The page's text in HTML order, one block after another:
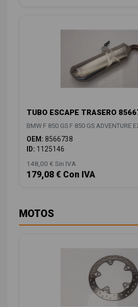
TUBO ESCAPE TRASERO
BMW F 850 GS F 850 GS ADVENTURE
OEM: 8566738
ID: 1125146
148,00 € Sin IVA
179,08 € Con IVA
MOTOS